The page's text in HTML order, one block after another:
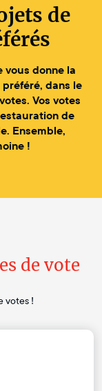
de
vous donne la
dans le
Vos votes
de
Ensemble,
!
de vote
votes !